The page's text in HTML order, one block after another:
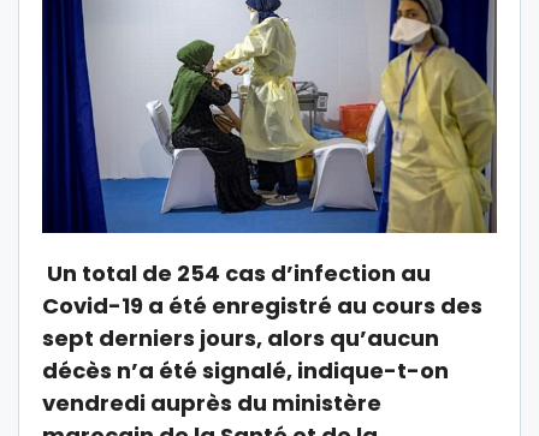
Un total de 254 cas d’infection au
Covid-19 a été enregistré au cours des
sept derniers jours, alors qu’aucun
décès n’a été signalé, indique-t-on
vendredi auprès du ministère